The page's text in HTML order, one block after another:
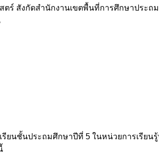
ตร์ สังกัดสำนักงานเขตพื้นที่การศึกษาประถม
ยนชั้นประถมศึกษาปีที่ 5 ในหน่วยการเรียน